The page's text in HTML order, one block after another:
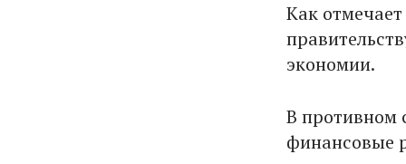
Как
экономии.
В противном
финансовые